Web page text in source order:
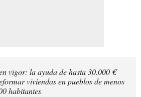
vigor: la ayuda de hasta 30.000 €
viviendas en pueblos de menos
habitantes